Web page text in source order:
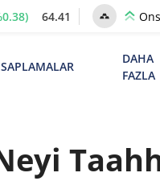
64.41
DAHA
FAZLA